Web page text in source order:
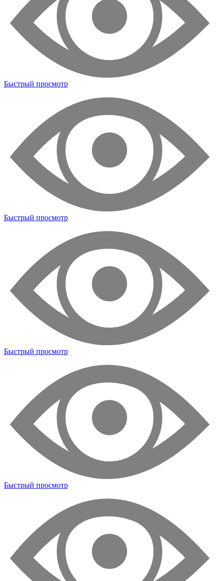
Быстрый просмотр
Быстрый просмотр
Быстрый просмотр
Быстрый просмотр